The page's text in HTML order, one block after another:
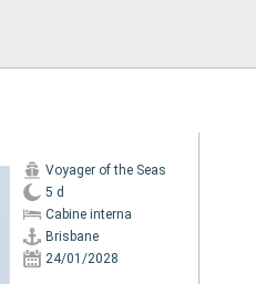
Voyager of the Seas
5 d
Cabine interna
Brisbane
24/01/2028